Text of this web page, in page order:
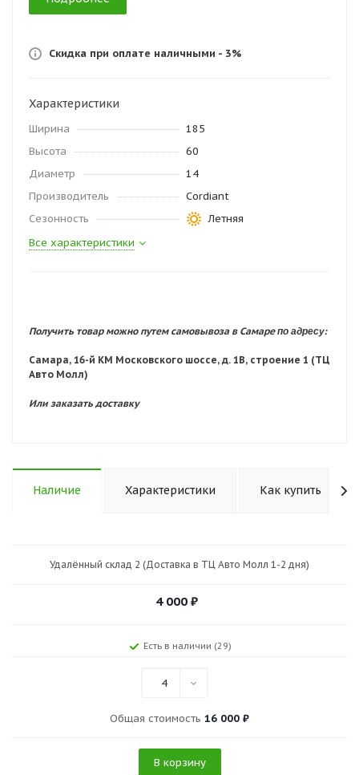
Скидка при оплате наличными - 3%
Характеристики
Ширина
185
Высота
60
Диаметр
14
Производитель
Cordiant
Сезонность
Летняя
Все характеристики
Получить товар можно путем самовывоза в Самарепо адресу:
Самара, 16-й КМ Московского шоссе, д. 1В, строение 1 (ТЦ
Авто Молл)
Или заказать доставку
Наличие Характеристики Как купить
Удалённый склад 2 (Доставка в ТЦ Авто Молл 1-2 дня)
4 000 ₽
Есть в наличии (29)
4
Общая стоимость 16 000 ₽
В корзину